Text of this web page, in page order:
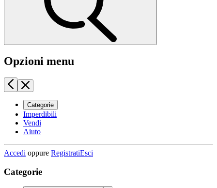
Opzioni menu
Categorie
Imperdibili
Vendi
Aiuto
Accedi oppure RegistratiEsci
Categorie